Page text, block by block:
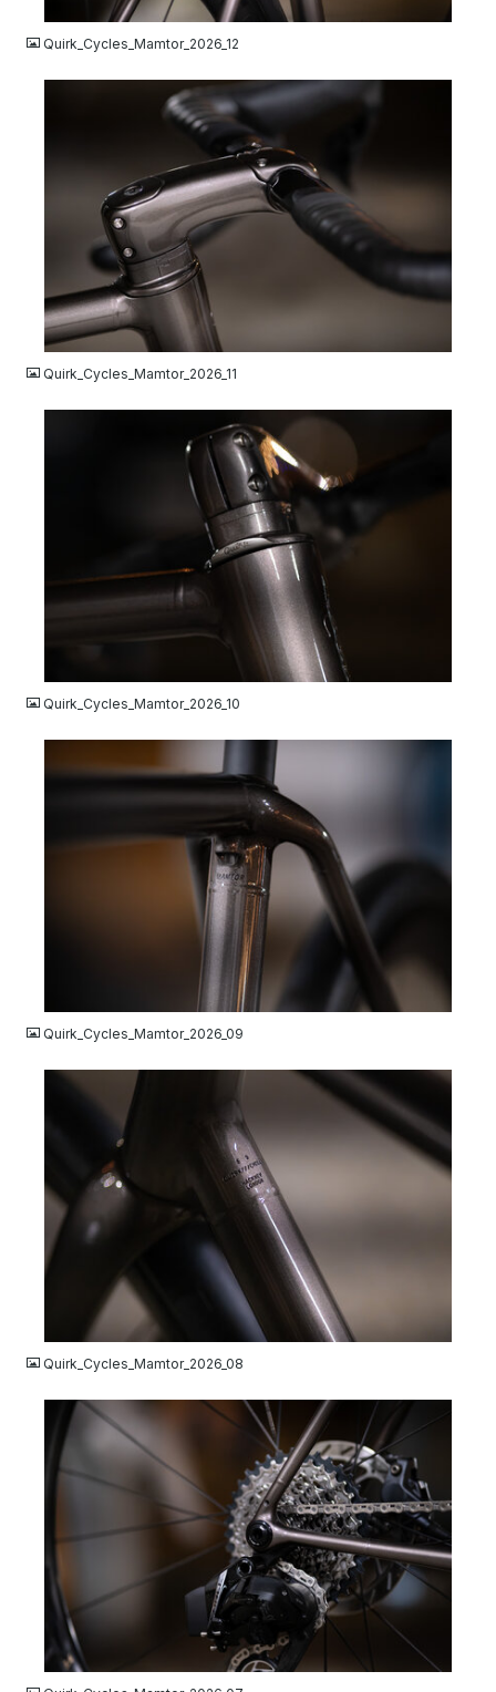
Quirk_Cycles_Mamtor_2026_12
JPG
Quirk_Cycles_Mamtor_2026_11
Quirk_Cycles_Mamtor_2026_10
Quirk_Cycles_Mamtor_2026_09
Quirk_Cycles_Mamtor_2026_08
JPG